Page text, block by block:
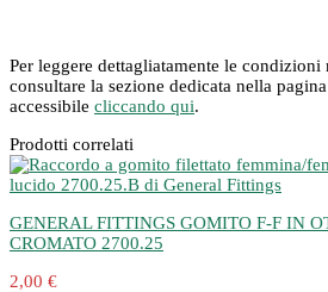
Per leggere dettagliatamente le
consultare la sezione dedicata nella
accessibile cliccando qui.
Prodotti correlati
GENERAL FITTINGS GOMITO F-F IN
CROMATO 2700.25
2,00 €